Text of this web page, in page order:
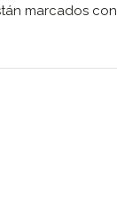
marcados con